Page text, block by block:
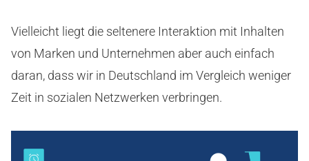
Vielleicht liegt die seltenere Interaktion mit Inhalten
von Marken und Unternehmen aber auch einfach
daran, dass wir in Deutschland im Vergleich weniger
Zeit in sozialen Netzwerken verbringen.